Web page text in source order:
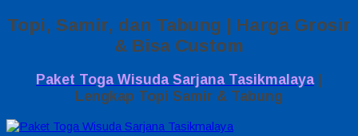
Topi, Samir, dan Tabung | Harga Grosir
& Bisa Custom
Paket Toga Wisuda Sarjana Tasikmalaya|
Lengkap Topi Samir & Tabung